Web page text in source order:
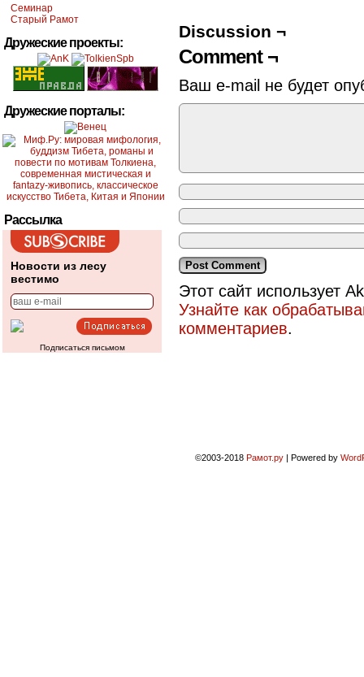
Семинар
Старый Рамот
Дружеские проекты:
Дружеские порталы:
Рассылка
Новости из лесу
вестимо
Подписаться письмом
Discussion ¬
Comment ¬
Ваш e-mail не будет
Этот сайт использует
Узнайте как
комментариев.
©2003-2018 Рамот.ру | Powered by